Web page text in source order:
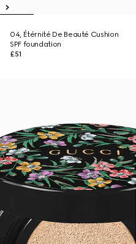
04, Étérnité De Beauté Cushion
SPF foundation
£51